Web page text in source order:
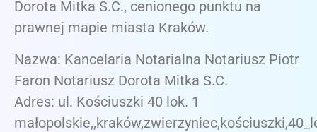
Dorota Mitka S.C., cenionego punktu na
prawnej mapie miasta Kraków.
Nazwa: Kancelaria Notarialna Notariusz Piotr
Faron Notariusz Dorota Mitka S.C.
Adres: ul. Kościuszki 40 lok. 1